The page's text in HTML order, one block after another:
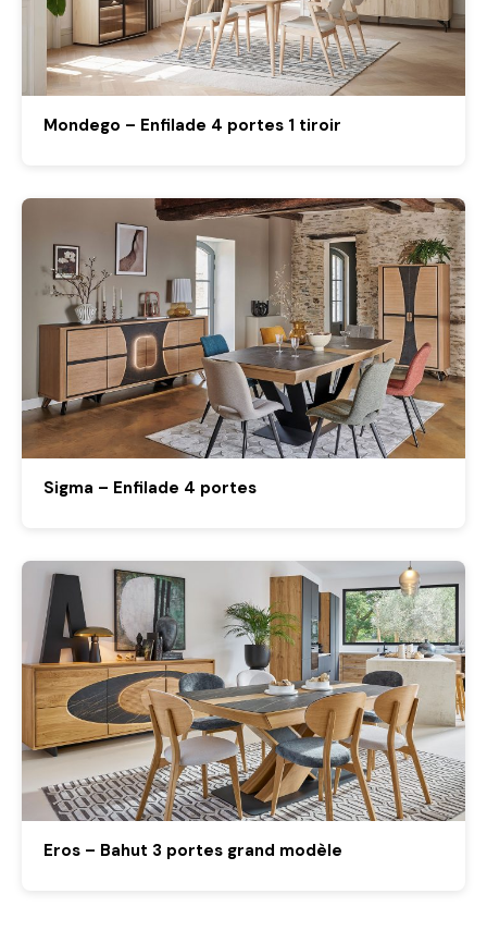
Mondego – Enfilade 4 portes 1 tiroir
Sigma – Enfilade 4 portes
Eros – Bahut 3 portes grand modèle